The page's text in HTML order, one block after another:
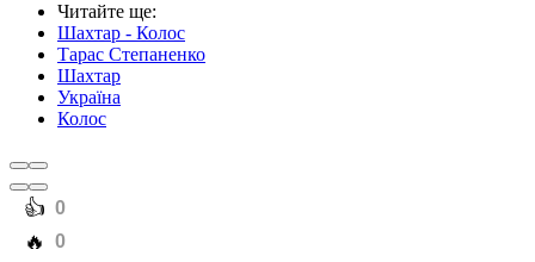
Читайте ще:
Шахтар - Колос
Тарас Степаненко
Шахтар
Україна
Колос
️👍 0
️🔥 0